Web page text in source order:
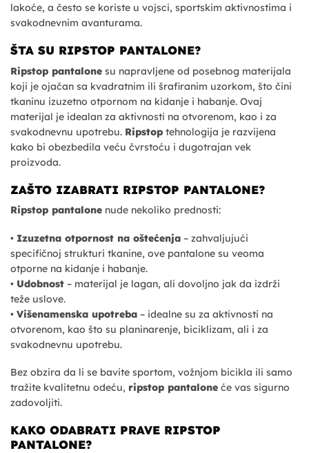
lakoće, a često se koriste u vojsci, sportskim aktivnostima i
svakodnevnim avanturama.
ŠTA SU RIPSTOP PANTALONE?
Ripstop pantalone su napravljene od posebnog materijala
koji je ojačan sa kvadratnim ili šrafiranim uzorkom, što čini
tkaninu izuzetno otpornom na kidanje i habanje. Ovaj
materijal je idealan za aktivnosti na otvorenom, kao i za
svakodnevnu upotrebu. Ripstop tehnologija je razvijena
kako bi obezbedila veću čvrstoću i dugotrajan vek
proizvoda.
ZAŠTO IZABRATI RIPSTOP PANTALONE?
Ripstop pantalone nude nekoliko prednosti:
• Izuzetna otpornost na oštećenja – zahvaljujući
specifičnoj strukturi tkanine, ove pantalone su veoma
otporne na kidanje i habanje.
• Udobnost – materijal je lagan, ali dovoljno jak da izdrži
teže uslove.
• Višenamenska upotreba – idealne su za aktivnosti na
otvorenom, kao što su planinarenje, biciklizam, ali i za
svakodnevnu upotrebu.
Bez obzira da li se bavite sportom, vožnjom bicikla ili samo
tražite kvalitetnu odeću, ripstop pantalone će vas sigurno
zadovoljiti.
KAKO ODABRATI PRAVE RIPSTOP
PANTALONE?